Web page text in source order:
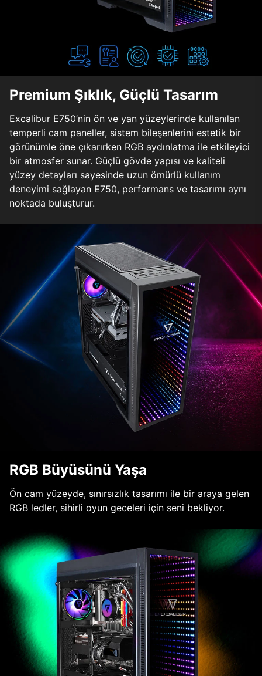
Premium Şıklık, Güçlü Tasarım
Excalibur E750’nin ön ve yan yüzeylerinde kullanılan
temperli cam paneller, sistem bileşenlerini estetik bir
görünümle öne çıkarırken RGB aydınlatma ile etkileyici
bir atmosfer sunar. Güçlü gövde yapısı ve kaliteli
yüzey detayları sayesinde uzun ömürlü kullanım
deneyimi sağlayan E750, performans ve tasarımı aynı
noktada buluşturur.
RGB Büyüsünü Yaşa
Ön cam yüzeyde, sınırsızlık tasarımı ile bir araya gelen
RGB ledler, sihirli oyun geceleri için seni bekliyor.